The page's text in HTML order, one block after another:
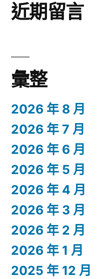
近期留言
彙整
2026 年 8 月
2026 年 7 月
2026 年 6 月
2026 年 5 月
2026 年 4 月
2026 年 3 月
2026 年 2 月
2026 年 1 月
2025 年 12 月